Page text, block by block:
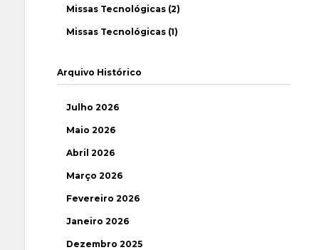
Missas Tecnológicas (2)
Missas Tecnológicas (1)
Arquivo Histórico
Julho 2026
Maio 2026
Abril 2026
Março 2026
Fevereiro 2026
Janeiro 2026
Dezembro 2025